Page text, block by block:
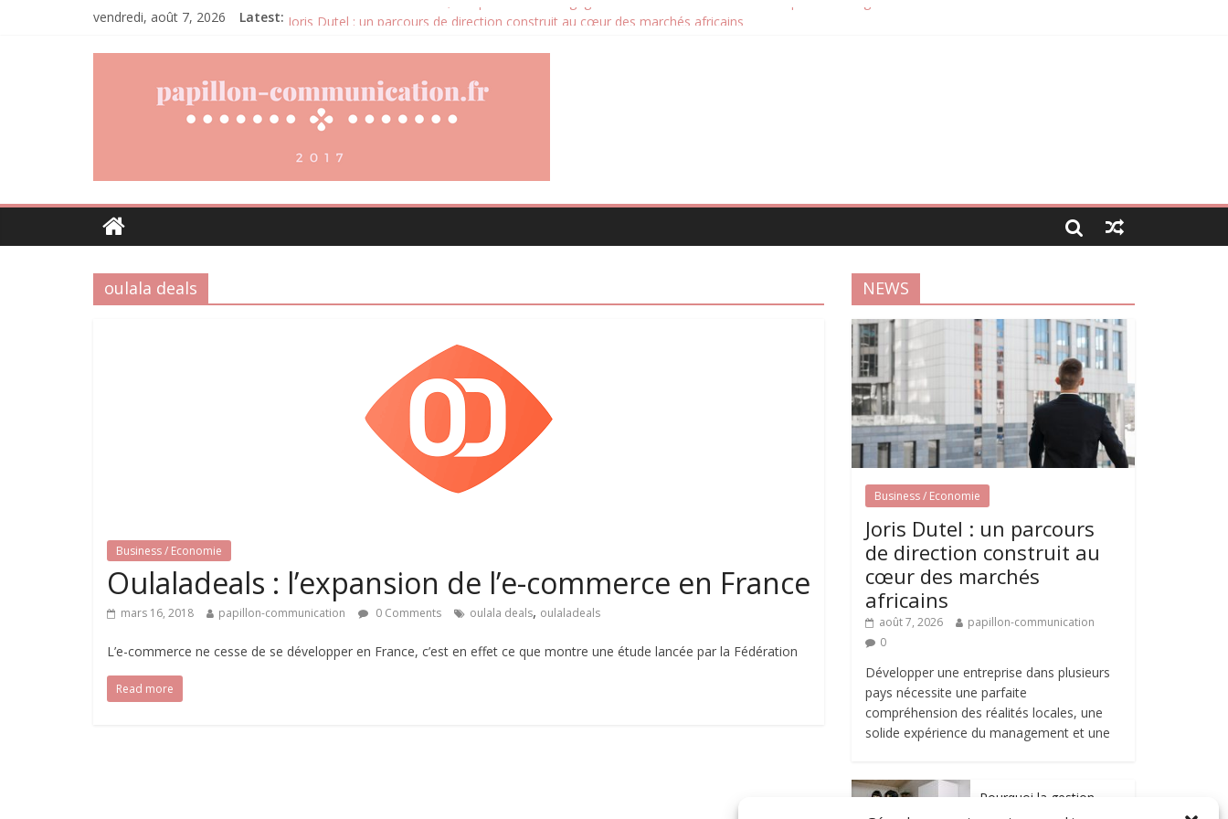
vendredi, août 7, 2026 Latest:
Denis Bouclon : l’éducation, la diplomatie et l’engagement international au cœur d’un parcours singulier
Joris Dutel : un parcours de direction construit au cœur des marchés africains
Pourquoi la gestion locative devient un levier stratégique pour valoriser son patrimoine immobilier
Agria : une assurance santé animale conçue pour répondre aux besoins des propriétaires
oulala deals
Business / Economie
Oulaladeals : l’expansion de l’e-commerce en France
mars 16, 2018 papillon-communication 0 Comments oulala deals, oulaladeals
L’e-commerce ne cesse de se développer en France, c’est en effet ce que montre une étude lancée par la Fédération
Read more
NEWS
Business / Economie
Joris Dutel : un parcours
de direction construit au
cœur des marchés
africains
août 7, 2026
papillon-communication
0
Développer une entreprise dans plusieurs
pays nécessite une parfaite
compréhension des réalités locales, une
solide expérience du management et une
Pourquoi la gestion
locative devient un